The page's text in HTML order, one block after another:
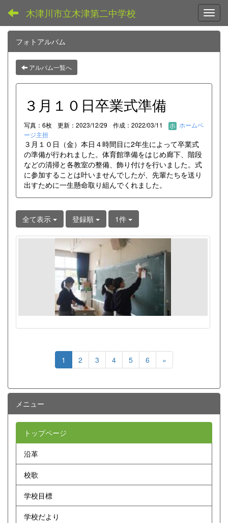
木津川市立木津第二中学校
フォトアルバム
アルバム一覧へ
３月１０日卒業式準備
写真：6枚 更新：2023/12/29 作成：2022/03/11
ホームペ
ージ主担
３月１０日（金）本日４時間目に2年生によって卒業式
の準備が行われました。体育館準備をはじめ廊下、階段
などの清掃と各教室の整備、飾り付けを行いました。式
に参加することは叶いませんでしたが、先輩たちを送り
出すために一生懸命取り組んでくれました。
全て表示 登録順 1件
1 2 3 4 5 6 »
メニュー
トップページ
沿革
校歌
学校目標
学校だより